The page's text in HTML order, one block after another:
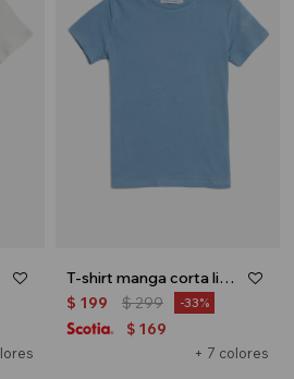
T-shirt manga corta lisa - Azul marino
+ 7 colores
$ 199 $299 33
$ 169